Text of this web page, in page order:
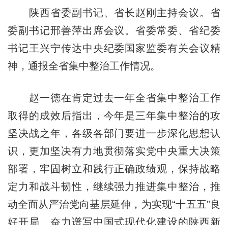
陕西省委副书记、省长赵刚主持会议。省
委副书记邢善萍出席会议。省委常委、省纪委
书记王兴宁传达中央纪委国家监委有关会议精
神，通报全省集中整治工作情况。
赵一德在肯定过去一年全省集中整治工作
取得的成效后指出，今年是三年集中整治的攻
坚决战之年，各级各部门要进一步深化思想认
识，更加坚决有力地贯彻落实党中央重大决策
部署，牢固树立和践行正确政绩观，保持战略
定力和战斗韧性，继续强力推进集中整治，推
动全面从严治党向基层延伸，为实现“十五五”良
好开局、奋力谱写中国式现代化建设的陕西新